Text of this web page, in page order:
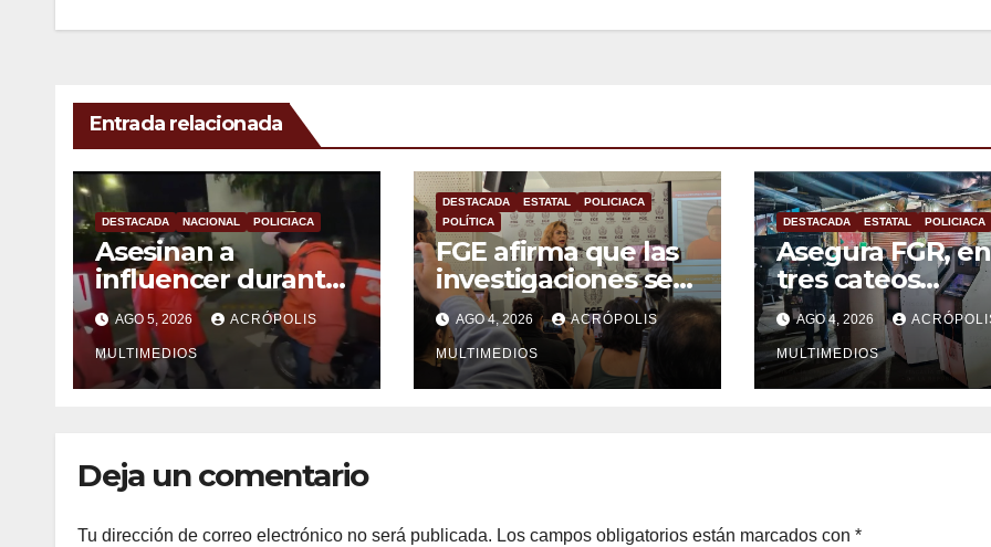
entradas
Entrada relacionada
DESTACADA NACIONAL POLICIACA
Asesinan a
influencer durante
transmisión en vivo
en Culiacán
AGO 5, 2026 ACRÓPOLIS
MULTIMEDIOS
DESTACADA ESTATAL
POLICIACA
POLÍTICA
FGE afirma que las
investigaciones se
sustentan en
pruebas, no en
intereses políticos
AGO 4, 2026 ACRÓPOLIS
MULTIMEDIOS
DESTACADA ESTATAL POLICIACA
Asegura FGR, en
tres cateos
simultáneos, 40
máquinas
tragamonedas
Veracruz
AGO 4, 2026
MULTIMEDIOS
Deja un comentario
Tu dirección de correo electrónico no será publicada. Los campos obligatorios están marcados con *